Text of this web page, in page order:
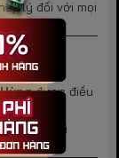
lý đối với mọi
được điều
được giải
.